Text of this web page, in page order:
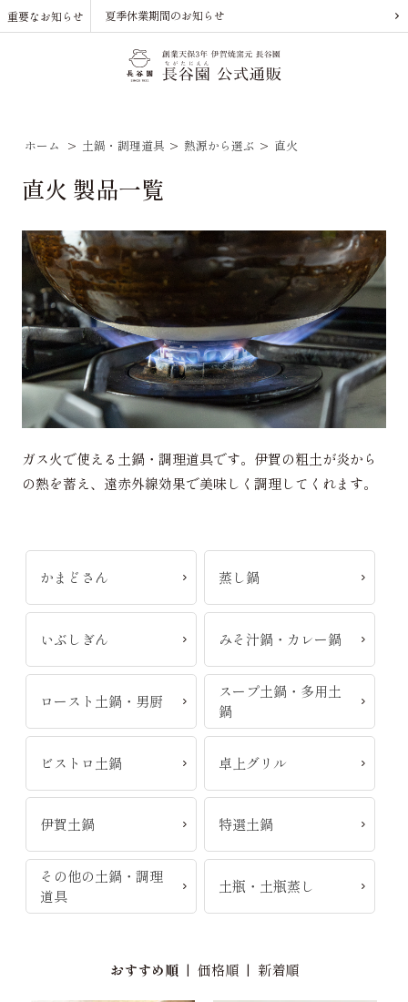
重要なお知らせ 夏季休業期間のお知らせ
ホーム > 土鍋・調理道具 > 熱源から選ぶ > 直火
直火 製品一覧
ガス火で使える土鍋・調理道具です。伊賀の粗土が炎から
の熱を蓄え、遠赤外線効果で美味しく調理してくれます。
かまどさん 蒸し鍋
いぶしぎん みそ汁鍋・カレー鍋
ロースト土鍋・男厨
スープ土鍋・多用土
鍋
ビストロ土鍋 卓上グリル
伊賀土鍋 特選土鍋
その他の土鍋・調理
道具
土瓶・土瓶蒸し
おすすめ順| 価格順| 新着順